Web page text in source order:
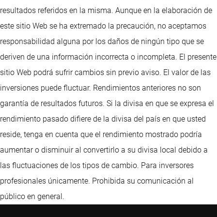
resultados referidos en la misma. Aunque en la elaboración de
este sitio Web se ha extremado la precaución, no aceptamos
responsabilidad alguna por los daños de ningún tipo que se
deriven de una información incorrecta o incompleta. El presente
sitio Web podrá sufrir cambios sin previo aviso. El valor de las
inversiones puede fluctuar. Rendimientos anteriores no son
garantía de resultados futuros. Si la divisa en que se expresa el
rendimiento pasado difiere de la divisa del país en que usted
reside, tenga en cuenta que el rendimiento mostrado podría
aumentar o disminuir al convertirlo a su divisa local debido a
las fluctuaciones de los tipos de cambio. Para inversores
profesionales únicamente. Prohibida su comunicación al
público en general.